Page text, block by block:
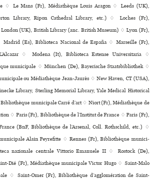
♢ Le Mans (Fr), Médiathèque Louis Aragon ♢ Leeds (UK),
Library, Ripon Cathedral Library, etc.) ♢ Loches (Fr),
(UK), British Library (anc. British Museum) ♢ Lyon (Fr),
(Es), Biblioteca Nacional de España ♢ Marseille (Fr),
♢ Modena (It), Biblioteca Estense Universitaria ♢
muni­ci­pale ♢ München (De), Bayerische Staatsbibliothek ♢
ou Médiathèque Jean-Jaurès ♢ New Haven, CT (USA),
Library, Sterling Memorial Library, Yale Medical Historical
muni­ci­pale Carré d’art ♢ Niort (Fr), Médiathèque de
♢ Paris (Fr), Bibliothèque de l’Institut de France ♢ Paris (Fr),
(BnF, Bibliothèque de l’Arsenal, Coll. Rothschild, etc.) ♢
Alain Peyrefitte ♢ Rennes (Fr), Bibliothèque muni­ci­
nazio­nale cen­trale Vittorio Emanuele II ♢ Rostock (De),
Dié (Fr), Médiathèque muni­ci­pale Victor Hugo ♢ Saint-Malo
♢ Saint-Omer (Fr), Bibliothèque d’agglo­mé­ra­tion de Saint-